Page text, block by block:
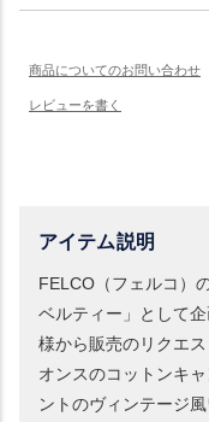
アイテム説明
FELCO（フェルコ）
ベルティー」として
様から販売のリクエ
オンスのコットンキ
ントのヴィンテージ